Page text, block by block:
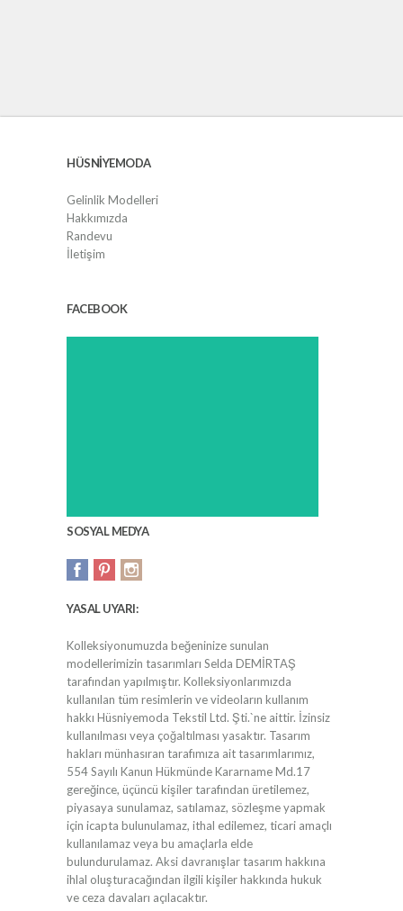
HÜSNIYEMODA
Gelinlik Modelleri
Hakkımızda
Randevu
İletişim
FACEBOOK
SOSYAL MEDYA
YASAL UYARI:
Kolleksiyonumuzda beğeninize sunulan
modellerimizin tasarımları Selda DEMİRTAŞ
tarafından yapılmıştır. Kolleksiyonlarımızda
kullanılan tüm resimlerin ve videoların kullanım
hakkı Hüsniyemoda Tekstil Ltd. Şti.`ne aittir. İzinsiz
kullanılması veya çoğaltılması yasaktır. Tasarım
hakları münhasıran tarafımıza ait tasarımlarımız,
554 Sayılı Kanun Hükmünde Kararname Md.17
gereğince, üçüncü kişiler tarafından üretilemez,
piyasaya sunulamaz, satılamaz, sözleşme yapmak
için icapta bulunulamaz, ithal edilemez, ticari amaçlı
kullanılamaz veya bu amaçlarla elde
bulundurulamaz. Aksi davranışlar tasarım hakkına
ihlal oluşturacağından ilgili kişiler hakkında hukuk
ve ceza davaları açılacaktır.